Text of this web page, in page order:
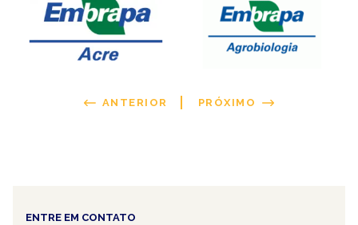
ANTERIOR PRÓXIMO
ENTRE EM CONTATO